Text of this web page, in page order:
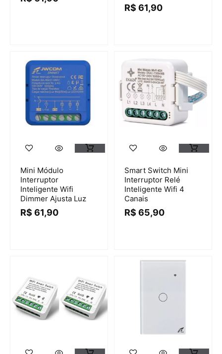
R$ 61,90
Mini Módulo
Interruptor
Inteligente Wifi
Dimmer Ajusta Luz
R$ 61,90
Smart Switch Mini
Interruptor Relé
Inteligente Wifi 4
Canais
R$ 65,90